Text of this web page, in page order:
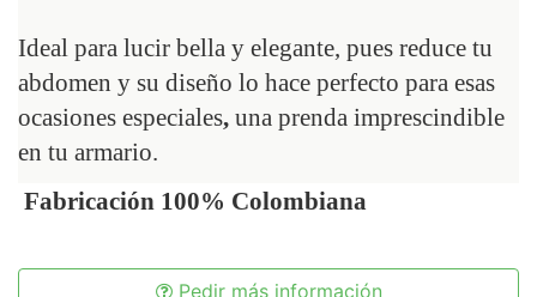
Ideal para lucir bella y elegante, pues reduce tu
abdomen y su diseño lo hace perfecto para esas
ocasiones especiales, una prenda imprescindible
en tu armario.
Fabricación 100% Colombiana
Pedir más información